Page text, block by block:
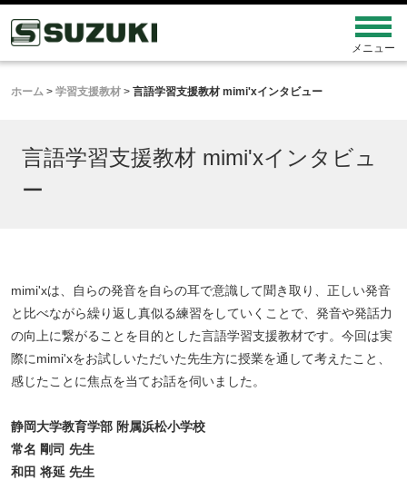
ホーム > 学習支援教材 > 言語学習支援教材 mimi'xインタビュー
言語学習支援教材 mimi'xインタビュ
ー
mimi'xは、自らの発音を自らの耳で意識して聞き取り、正しい発音
と比べながら繰り返し真似る練習をしていくことで、発音や発話力
の向上に繋がることを目的とした言語学習支援教材です。今回は実
際にmimi'xをお試しいただいた先生方に授業を通して考えたこと、
感じたことに焦点を当てお話を伺いました。
静岡大学教育学部 附属浜松小学校
常名 剛司 先生
和田 将延 先生